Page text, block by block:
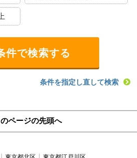
条件を指定し直して検索
ページの先頭へ